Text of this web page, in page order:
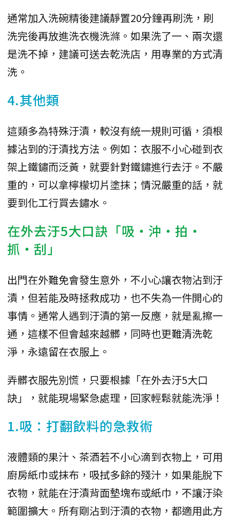
通常加入洗碗精後建議靜置20分鐘再刷洗，刷
洗完後再放進洗衣機洗滌。如果洗了一、兩次還
是洗不掉，建議可送去乾洗店，用專業的方式清
洗。
4.其他類
這類多為特殊汙漬，較沒有統一規則可循，須根
據沾到的汙漬找方法。例如：衣服不小心碰到衣
架上鐵鏽而泛黃，就要針對鐵鏽進行去汙。不嚴
重的，可以拿檸檬切片塗抹；情況嚴重的話，就
要到化工行買去鏽水。
在外去汙5大口訣「吸‧沖‧拍‧
抓‧刮」
出門在外難免會發生意外，不小心讓衣物沾到汙
漬，但若能及時拯救成功，也不失為一件開心的
事情。通常人遇到汙漬的第一反應，就是亂擦一
通，這樣不但會越來越髒，同時也更難清洗乾
淨，永遠留在衣服上。
弄髒衣服先別慌，只要根據「在外去汙5大口
訣」，就能現場緊急處理，回家輕鬆就能洗淨！
1.吸：打翻飲料的急救術
液體類的果汁、茶酒若不小心滴到衣物上，可用
廚房紙巾或抹布，吸拭多餘的殘汁，如果能脫下
衣物，就能在汙漬背面墊塊布或紙巾，不讓汙染
範圍擴大。所有剛沾到汙漬的衣物，都適用此方